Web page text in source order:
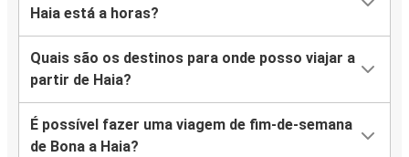
Haia está a horas?
Quais são os destinos para onde posso viajar a
partir de Haia?
É possível fazer uma viagem de fim-de-semana
de Bona a Haia?